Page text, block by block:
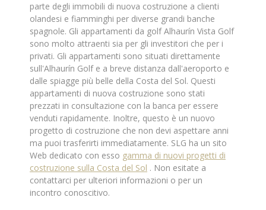
parte degli immobili di nuova costruzione a clienti
olandesi e fiamminghi per diverse grandi banche
spagnole. Gli appartamenti da golf Alhaurín Vista Golf
sono molto attraenti sia per gli investitori che per i
privati. Gli appartamenti sono situati direttamente
sull'Alhaurín Golf e a breve distanza dall'aeroporto e
dalle spiagge più belle della Costa del Sol. Questi
appartamenti di nuova costruzione sono stati
prezzati in consultazione con la banca per essere
venduti rapidamente. Inoltre, questo è un nuovo
progetto di costruzione che non devi aspettare anni
ma puoi trasferirti immediatamente. SLG ha un sito
Web dedicato con esso gamma di nuovi progetti di
costruzione sulla Costa del Sol . Non esitate a
contattarci per ulteriori informazioni o per un
incontro conoscitivo.